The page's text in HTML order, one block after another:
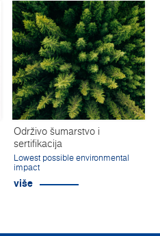
Održivo šumarstvo i
sertifikacija
Lowest possible environmental
impact
više